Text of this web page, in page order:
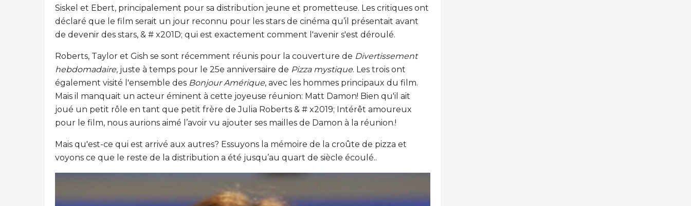
Siskel et Ebert, principalement pour sa distribution jeune et prometteuse. Les critiques ont
déclaré que le film serait un jour reconnu pour les stars de cinéma qu’il présentait avant
de devenir des stars, & # x201D; qui est exactement comment l'avenir s'est déroulé.
Roberts, Taylor et Gish se sont récemment réunis pour la couverture de Divertissement
hebdomadaire, juste à temps pour le 25e anniversaire de Pizza mystique. Les trois ont
également visité l'ensemble des Bonjour Amérique, avec les hommes principaux du film.
Mais il manquait un acteur éminent à cette joyeuse réunion: Matt Damon! Bien qu'il ait
joué un petit rôle en tant que petit frère de Julia Roberts & # x2019; Intérêt amoureux
pour le film, nous aurions aimé l’avoir vu ajouter ses mailles de Damon à la réunion.!
Mais qu'est-ce qui est arrivé aux autres? Essuyons la mémoire de la croûte de pizza et
voyons ce que le reste de la distribution a été jusqu’au quart de siècle écoulé..